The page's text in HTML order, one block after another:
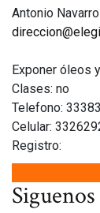
Antonio Navarro
Exponer óleos
Clases: no
Telefono:
Celular:
Registro:
Siguenos